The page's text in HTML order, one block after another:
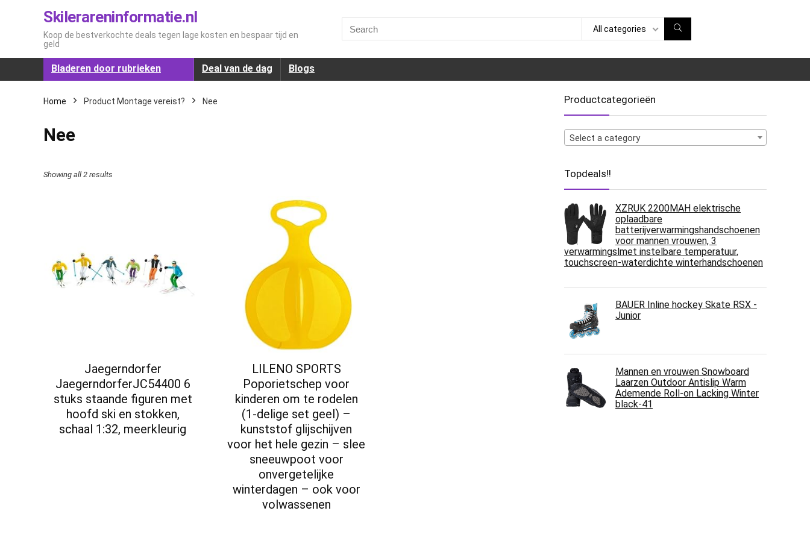
Skilerareninformatie.nl
Koop de bestverkochte deals tegen lage kosten en bespaar tijd en
geld
for:
All categories
Bladeren door rubrieken Deal van de dag Blogs
Home Product Montage vereist? ‎Nee
‎Nee
Showing all 2 results
Jaegerndorfer
JaegerndorferJC54400 6
stuks staande figuren met
hoofd ski en stokken,
schaal 1:32, meerkleurig
LILENO SPORTS
Poporietschep voor
kinderen om te rodelen
(1-delige set geel) –
kunststof glijschijven
voor het hele gezin – slee
sneeuwpoot voor
onvergetelijke
winterdagen – ook voor
volwassenen
Productcategorieën
Select a category
Topdeals!!
XZRUK 2200MAH elektrische
oplaadbare
batterijverwarmingshandschoenen
voor mannen vrouwen, 3
verwarmingslmet instelbare temperatuur,
touchscreen-waterdichte winterhandschoenen
BAUER Inline hockey Skate RSX -
Junior
Mannen en vrouwen Snowboard
Laarzen Outdoor Antislip Warm
Ademende Roll-on Lacking Winter
black-41